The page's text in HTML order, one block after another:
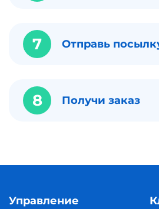
7 Отправь
8 Получи заказ
Управление